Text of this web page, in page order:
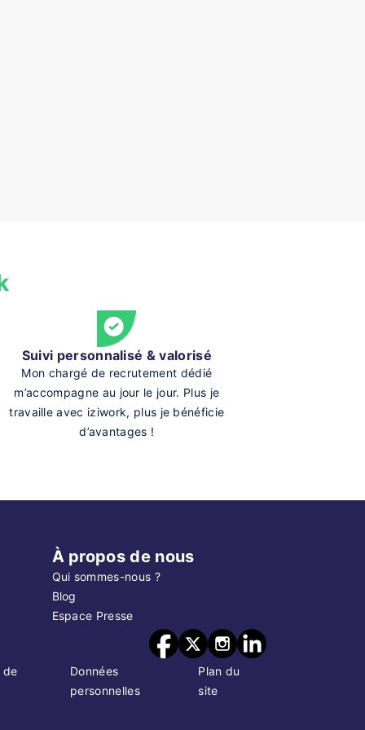
Suivi personnalisé & valorisé
Mon chargé de recrutement dédié
m’accompagne au jour le jour. Plus je
travaille avec iziwork, plus je bénéficie
d’avantages !
À propos de nous
Qui sommes-nous ?
Blog
Espace Presse
de
Données
personnelles
Plan du
site